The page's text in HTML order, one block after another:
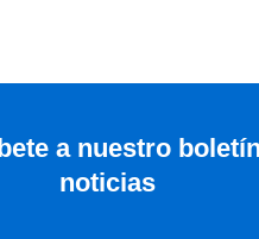
a nuestro
noticias